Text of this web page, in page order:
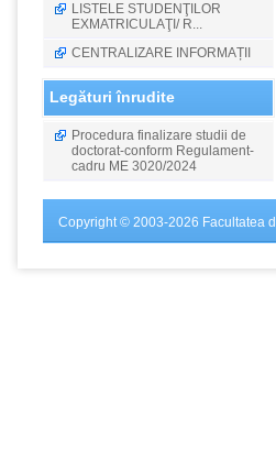
LISTELE STUDENŢILOR
EXMATRICULAŢI/ R...
CENTRALIZARE INFORMAȚII
Legături înrudite
Procedura finalizare studii de
doctorat-conform Regulament-
cadru ME 3020/2024
Copyright © 2003-2026 Facultatea